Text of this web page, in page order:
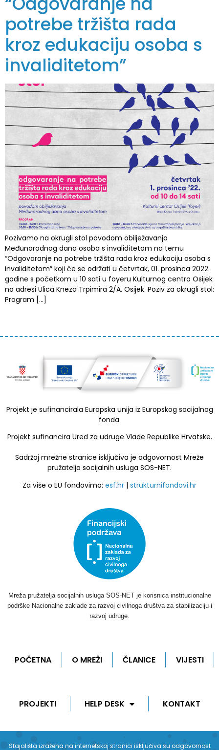
potrebe tržišta rada
kroz edukaciju osoba s
invaliditetom”
Pozivamo na okrugli stol povodom obilježavanja
Međunarodnog dana osoba s invaliditetom na temu
“Odgovaranje na potrebe tržišta rada kroz edukaciju osoba s
invaliditetom” koji će se održati u četvrtak, 01. prosinca 2022.
godine s početkom u 10 sati u foyeru Kulturnog centra Osijek
na adresi Ulica Kneza Trpimira 2/A, Osijek. Poziv za okrugli stol:
Program […]
Projekt je sufinancirala Europska unija iz Europskog socijalnog
fonda.
Projekt sufinancira Ured za udruge Vlade Republike Hrvatske.
Sadržaj mrežne stranice isključiva je odgovornost Mreže
pružatelja socijalnih usluga SOS-NET.
Za više o EU fondovima: esf.hr | strukturnifondovi.hr
Mreža pružatelja socijalnih usluga SOS-NET je korisnica institucionalne
podrške Nacionalne zaklade za razvoj civilnoga društva za stabilizaciju i
razvoj udruge.
POČETNA O MREŽI ČLANICE VIJESTI
PROJEKTI HELP DESK KONTAKT
Stajališta izražena na internetskoj stranici isključiva su odgovornost